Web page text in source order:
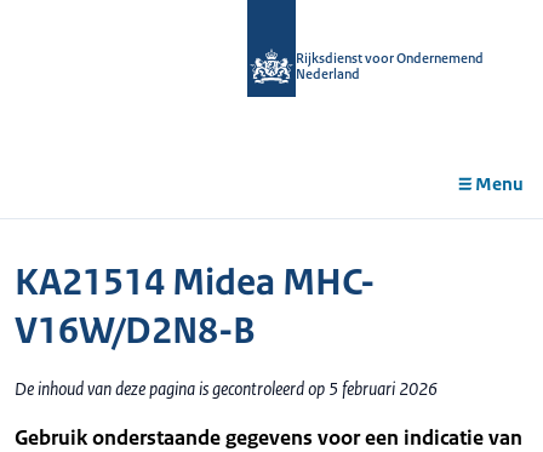
Rijksdienst voor Ondernemend
Nederland
Menu
KA21514 Midea MHC-
V16W/D2N8-B
De inhoud van deze pagina is gecontroleerd op 5 februari 2026
Gebruik onderstaande gegevens voor een indicatie van